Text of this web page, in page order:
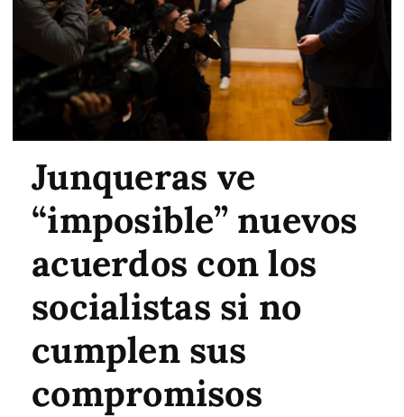
Junqueras ve
“imposible” nuevos
acuerdos con los
socialistas si no
cumplen sus
compromisos